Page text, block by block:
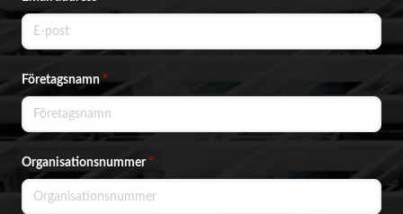
Företagsnamn*
Organisationsnummer *